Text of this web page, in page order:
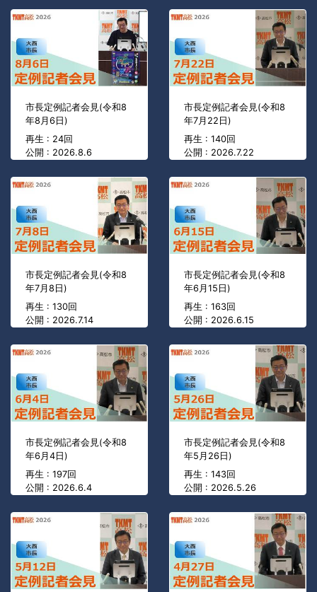
市長定例記者会見(令和8
年8月6日)
再生 : 24回
公開 : 2026.8.6
市長定例記者会見(令和8
年7月22日)
再生 : 140回
公開 : 2026.7.22
市長定例記者会見(令和8
年7月8日)
再生 : 130回
公開 : 2026.7.14
市長定例記者会見(令和8
年6月15日)
再生 : 163回
公開 : 2026.6.15
市長定例記者会見(令和8
年6月4日)
再生 : 197回
公開 : 2026.6.4
市長定例記者会見(令和8
年5月26日)
再生 : 143回
公開 : 2026.5.26